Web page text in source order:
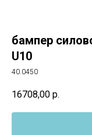
бампер
U10
40.0450
16708,00 р.